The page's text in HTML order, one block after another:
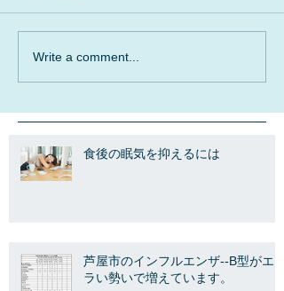
Write a comment...
食後の眠気を抑えるには
芦屋市のインフルエンザ--B型がエ
ラい勢いで増えています。